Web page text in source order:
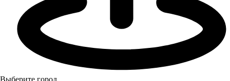
Выберите город
“Луидор” (ИНН 5260055963).
В том числе персонализированных рекламных
предложенией на указанный мной адрес
электронной почты, смс-сообщений и звонков
на мой номер телефона.